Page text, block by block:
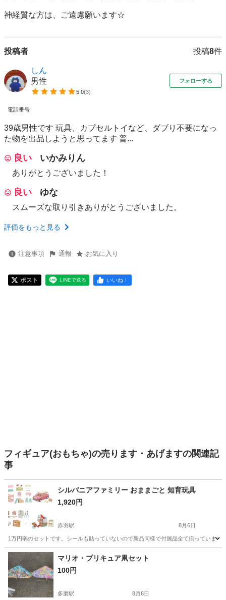
神経質な方は、ご遠慮願います☆
投稿者 投稿8件
しん
男性
5.0(3)
フォローする
電話番号
39歳男性です 玩具、カプセルトイなど、ダブり不要になっ
た物を出品しようと思ってます 普...
良い いかみりん
ありがとうございました！
良い ゆな
スムーズな取り引きありがとうございました。
評価をもっと見る
注意事項 通報 お気に入り
ポスト LINEで送る いいね！
フィギュア(おもちゃ)の売ります・あげますの関連記
事
シルバニアファミリー おままごと 知育玩具
1,920円
赤羽駅 8月6日
1万円弱のセットです。シールも貼っていないので新品同様で付属品全て揃っていま
東京 北区 赤羽駅 おもちゃ
マリオ・プリキュア凧セット
100円
多磨駅 8月6日